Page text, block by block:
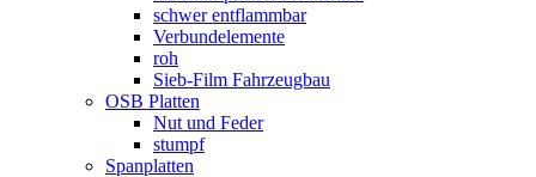
schwer entflammbar
Verbundelemente
roh
Sieb-Film Fahrzeugbau
OSB Platten
Nut und Feder
stumpf
Spanplatten